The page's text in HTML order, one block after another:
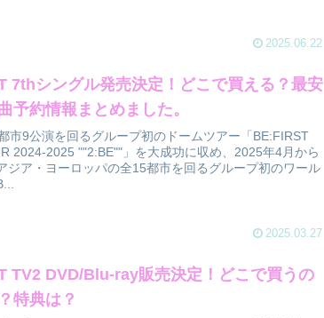
2025.06.22
7thシングル発売決定！どこで買える？最安
予約情報まとめました。
市9公演を回るグループ初のドームツアー「BE:FIRST
2024-2025 ""2:BE""」を大成功に収め、2025年4月から
ジア・ヨーロッパの全15都市を回るグループ初のワール
2025.03.27
TV2 DVD/Blu-ray販売決定！どこで買うの
特典は？